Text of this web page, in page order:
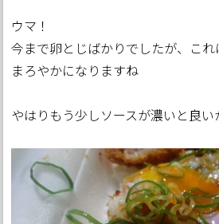
ウマ！
今まで卵とじばかりでしたが、これ
まろやかになりますね
やはりもう少しソースが濃いと良い